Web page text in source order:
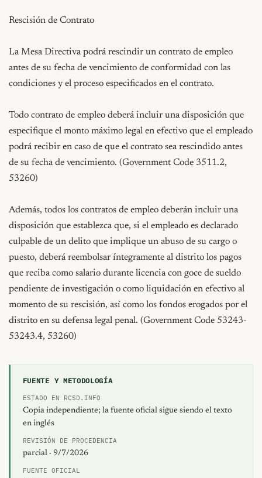
Rescisión de Contrato
La Mesa Directiva podrá rescindir un contrato de empleo
antes de su fecha de vencimiento de conformidad con las
condiciones y el proceso especificados en el contrato.
Todo contrato de empleo deberá incluir una disposición que
especifique el monto máximo legal en efectivo que el empleado
podrá recibir en caso de que el contrato sea rescindido antes
de su fecha de vencimiento. (Government Code 3511.2,
53260)
Además, todos los contratos de empleo deberán incluir una
disposición que establezca que, si el empleado es declarado
culpable de un delito que implique un abuso de su cargo o
puesto, deberá reembolsar íntegramente al distrito los pagos
que reciba como salario durante licencia con goce de sueldo
pendiente de investigación o como liquidación en efectivo al
momento de su rescisión, así como los fondos erogados por el
distrito en su defensa legal penal. (Government Code 53243-
53243.4, 53260)
FUENTE Y METODOLOGÍA
ESTADO EN RCSD.INFO
Copia independiente; la fuente oficial sigue siendo el texto
en inglés
REVISIÓN DE PROCEDENCIA
parcial · 9/7/2026
FUENTE OFICIAL